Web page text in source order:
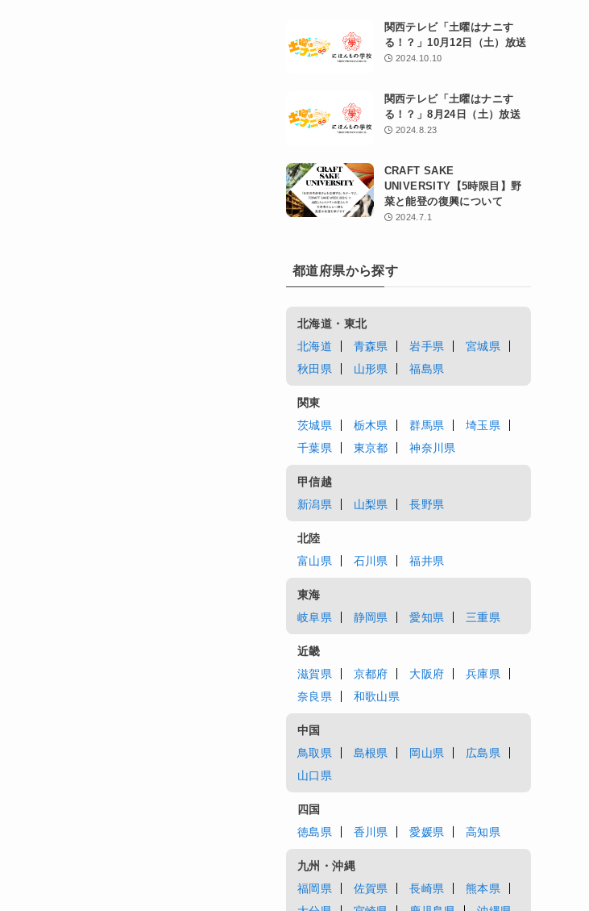
関西テレビ「土曜はナニす
る！？」10月12日（土）放送
2024.10.10
関西テレビ「土曜はナニす
る！？」8月24日（土）放送
2024.8.23
CRAFT SAKE
UNIVERSITY【5時限目】野
菜と能登の復興について
2024.7.1
都道府県から探す
北海道・東北
北海道
青森県 岩手県
宮城県
秋田県
山形県 福島県
関東
茨城県
栃木県 群馬県
埼玉県
千葉県
東京都 神奈川県
甲信越
新潟県
山梨県 長野県
北陸
富山県
石川県 福井県
東海
岐阜県
静岡県 愛知県 三重県
近畿
滋賀県
京都府 大阪府
兵庫県
奈良県
和歌山県
中国
鳥取県
島根県 岡山県
広島県
山口県
四国
徳島県
香川県 愛媛県 高知県
九州・沖縄
福岡県
佐賀県 長崎県
熊本県